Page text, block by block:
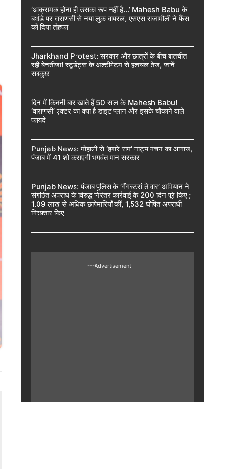
‘आक्रामक होना ही उसका रूप नहीं है…’ Mahesh Babu के
बर्थडे पर वाराणसी से नया लुक वायरल, एसएस राजामौली ने फैंस
को दिया तोहफा
Jharkhand Protest: सरकार और छात्रों के बीच बातचीत
रही बेनतीजा! स्टूडेंट्स के अल्टीमेटम से हलचल तेज, जानें
सबकुछ
दिन में कितनी बार खाते हैं 50 साल के Mahesh Babu!
‘वाराणसी’ एक्टर का क्या है डाइट प्लान और इसके चौंकाने वाले
फायदे
Punjab News: मोहाली से ‘हमारे राम’ नाट्य मंचन का आगाज,
पंजाब में 41 शो कराएगी भगवंत मान सरकार
Punjab News: पंजाब पुलिस के ‘गैंगस्टरां ते वार’ अभियान ने
संगठित अपराध के विरुद्ध निरंतर कार्रवाई के 200 दिन पूरे किए ;
1.09 लाख से अधिक छापेमारियाँ कीं, 1,532 घोषित अपराधी
गिरफ़्तार किए
---Advertisement---